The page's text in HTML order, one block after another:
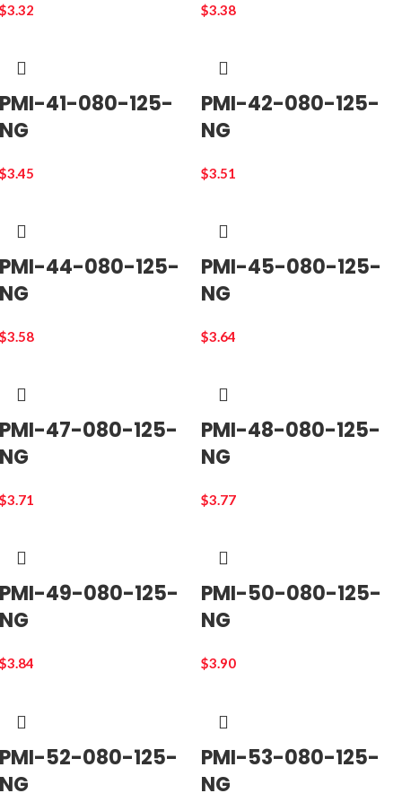
$3.32 $3.38
PMI-41-080-125-
NG
$3.45
PMI-42-080-125-
NG
$3.51
PMI-44-080-125-
NG
$3.58
PMI-45-080-125-
NG
$3.64
PMI-47-080-125-
NG
$3.71
PMI-48-080-125-
NG
$3.77
PMI-49-080-125-
NG
$3.84
PMI-50-080-125-
NG
$3.90
PMI-52-080-125-
NG
PMI-53-080-125-
NG